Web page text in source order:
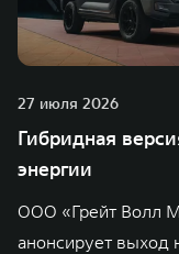
27 июля 2026
Гибридная
энергии
ООО «Грейт Волл
анонсирует выход